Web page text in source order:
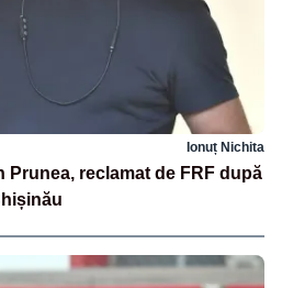
Ionuț Nichita
Prunea, reclamat de FRF după